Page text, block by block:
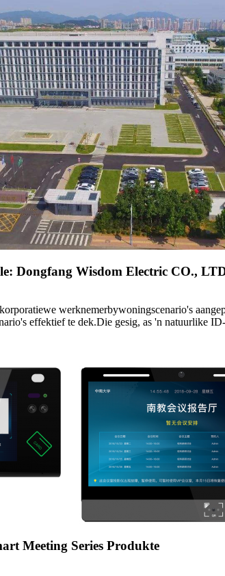
Dongfang Wisdom Electric CO.,
werknemerbywoningscenario's
effektief te dek.Die gesig, as 'n natuurlike
Meeting Series Produkte